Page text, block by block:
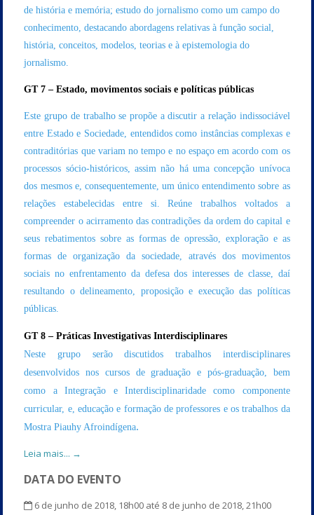
de história e memória; estudo do jornalismo como um campo do
conhecimento, destacando abordagens relativas à função social,
história, conceitos, modelos, teorias e à epistemologia do
jornalismo.
GT 7 – Estado, movimentos sociais e políticas públicas
Este grupo de trabalho se propõe a discutir a relação indissociável
entre Estado e Sociedade, entendidos como instâncias complexas e
contraditórias que variam no tempo e no espaço em acordo com os
processos sócio-históricos, assim não há uma concepção unívoca
dos mesmos e, consequentemente, um único entendimento sobre as
relações estabelecidas entre si. Reúne trabalhos voltados a
compreender o acirramento das contradições da ordem do capital e
seus rebatimentos sobre as formas de opressão, exploração e as
formas de organização da sociedade, através dos movimentos
sociais no enfrentamento da defesa dos interesses de classe, daí
resultando o delineamento, proposição e execução das políticas
públicas.
GT 8 – Práticas Investigativas Interdisciplinares
Neste grupo serão discutidos trabalhos interdisciplinares
desenvolvidos nos cursos de graduação e pós-graduação, bem
como a Integração e Interdisciplinaridade como componente
curricular, e, educação e formação de professores e os trabalhos da
Mostra Piauhy Afroindígena.
Leia mais... →
DATA DO EVENTO
6 de junho de 2018, 18h00 até 8 de junho de 2018, 21h00